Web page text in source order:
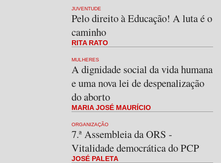
JUVENTUDE
Pelo direito à Educação! A luta é o
caminho
RITA RATO
MULHERES
A dignidade social da vida humana
e uma nova lei de despenalização
do aborto
MARIA JOSÉ MAURÍCIO
ORGANIZAÇÃO
7.ª Assembleia da ORS -
Vitalidade democrática do PCP
JOSÉ PALETA